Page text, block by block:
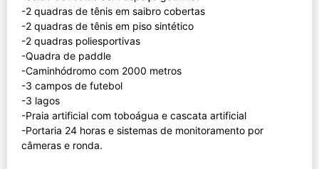
-2 quadras de tênis em saibro cobertas
-2 quadras de tênis em piso sintético
-2 quadras poliesportivas
-Quadra de paddle
-Caminhódromo com 2000 metros
-3 campos de futebol
-3 lagos
-Praia artificial com toboágua e cascata artificial
-Portaria 24 horas e sistemas de monitoramento por